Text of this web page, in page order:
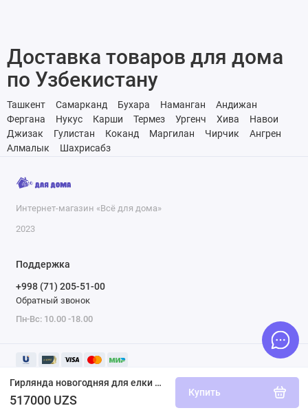
Гирлянда новогодняя для елки Vegas "Бахрома" 192 теплых LED, 6х0,6+5 метров
517000 UZS
Купить
Доставка товаров для дома
по Узбекистану
Ташкент Самарканд Бухара Наманган
Андижан
Фергана
Нукус Карши Термез Ургенч Хива
Навои
Джизак
Гулистан Коканд Маргилан Чирчик
Ангрен
Алмалык
Шахрисабз
Интернет-магазин «Всё для дома»
2023
Поддержка
+998 (71) 205-51-00
Обратный звонок
Пн-Вс: 10.00 -18.00